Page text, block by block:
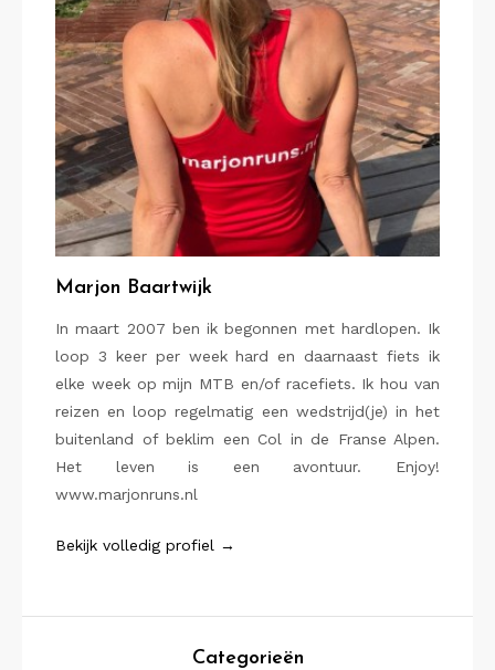
Marjon Baartwijk
In maart 2007 ben ik begonnen met hardlopen. Ik
loop 3 keer per week hard en daarnaast fiets ik
elke week op mijn MTB en/of racefiets. Ik hou van
reizen en loop regelmatig een wedstrijd(je) in het
buitenland of beklim een Col in de Franse Alpen.
Het leven is een avontuur. Enjoy!
www.marjonruns.nl
Bekijk volledig profiel →
Categorieën